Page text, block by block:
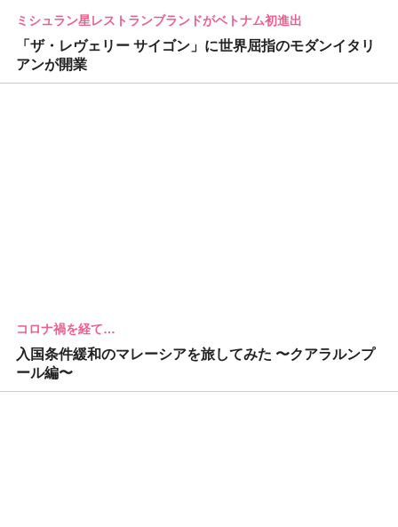
ミシュラン星レストランブランドがベトナム初進出
「ザ・レヴェリー サイゴン」に世界屈指のモダンイタリ
アンが開業
コロナ禍を経て…
入国条件緩和のマレーシアを旅してみた 〜クアラルンプ
ール編〜